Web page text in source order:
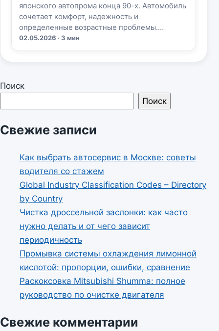
японского автопрома конца 90-х. Автомобиль
сочетает комфорт, надежность и
определенные возрастные проблемы.…
02.05.2026 · 3 мин
Поиск
Поиск
Свежие записи
Как выбрать автосервис в Москве: советы
водителя со стажем
Global Industry Classification Codes – Directory
by Country
Чистка дроссельной заслонки: как часто
нужно делать и от чего зависит
периодичность
Промывка системы охлаждения лимонной
кислотой: пропорции, ошибки, сравнение
Раскоксовка Mitsubishi Shumma: полное
руководство по очистке двигателя
Свежие комментарии